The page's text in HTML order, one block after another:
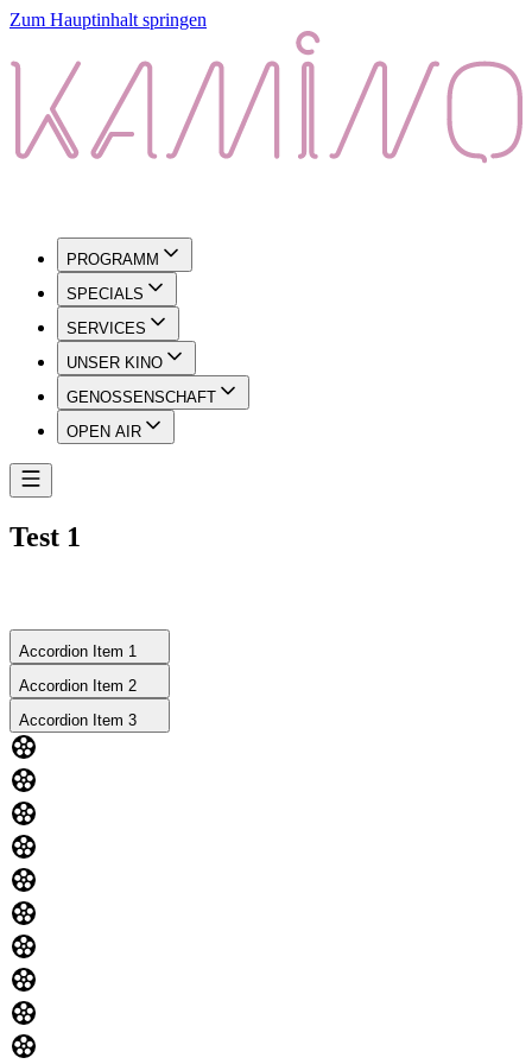
Zum Hauptinhalt springen
PROGRAMM
SPECIALS
SERVICES
UNSER KINO
GENOSSENSCHAFT
OPEN AIR
Test 1
Accordion Item 1
Accordion Item 2
Accordion Item 3